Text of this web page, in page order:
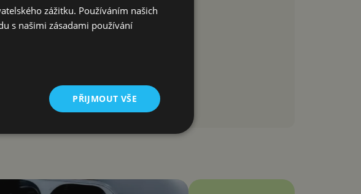
zážitku. Používáním našich
s našimi zásadami používání
PŘIJMOUT VŠE